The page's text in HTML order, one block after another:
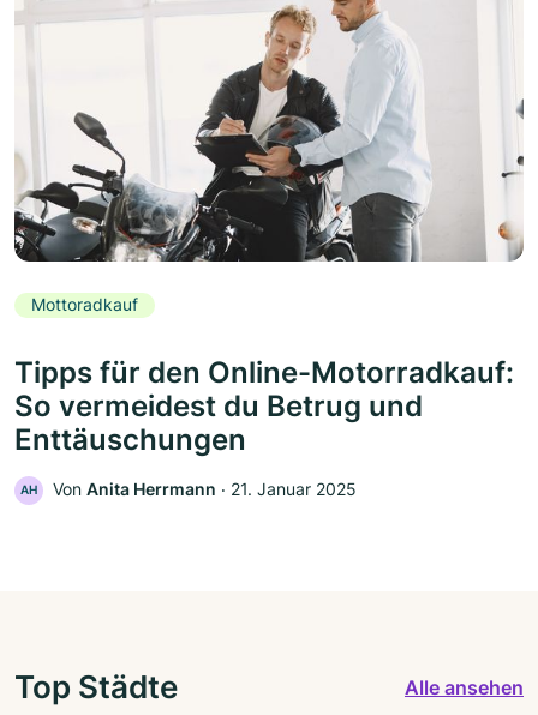
Mottoradkauf
Tipps für den Online-Motorradkauf:
So vermeidest du Betrug und
Enttäuschungen
AH Von Anita Herrmann ‧ 21. Januar 2025
Top Städte Alle ansehen